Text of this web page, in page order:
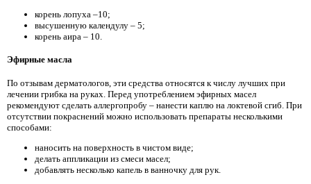
корень лопуха –10;
высушенную календулу – 5;
корень аира – 10.
Эфирные масла
По отзывам дерматологов, эти средства относятся к числу лучших при
лечении грибка на руках. Перед употреблением эфирных масел
рекомендуют сделать аллергопробу – нанести каплю на локтевой сгиб. При
отсутствии покраснений можно использовать препараты несколькими
способами:
наносить на поверхность в чистом виде;
делать аппликации из смеси масел;
добавлять несколько капель в ванночку для рук.